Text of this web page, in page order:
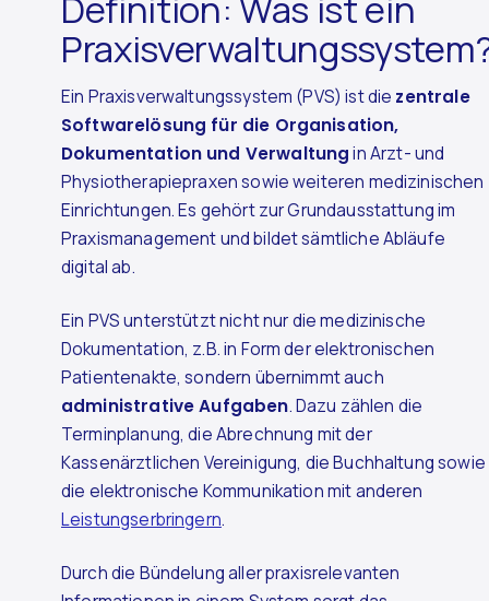
Ein Praxisverwaltungssystem (PVS) ist die zentrale
Softwarelösung für die Organisation,
Dokumentation und Verwaltungin Arzt- und
Physiotherapiepraxen sowie weiteren medizinischen
Einrichtungen. Es gehört zur Grundausstattung im
Praxismanagement und bildet sämtliche Abläufe
digital ab.
Ein PVS unterstützt nicht nur die medizinische
Dokumentation, z.B. in Form der elektronischen
Patientenakte, sondern übernimmt auch
administrative Aufgaben. Dazu zählen die
Terminplanung, die Abrechnung mit der
Kassenärztlichen Vereinigung, die Buchhaltung sowie
die elektronische Kommunikation mit anderen
Leistungserbringern.
Durch die Bündelung aller praxisrelevanten